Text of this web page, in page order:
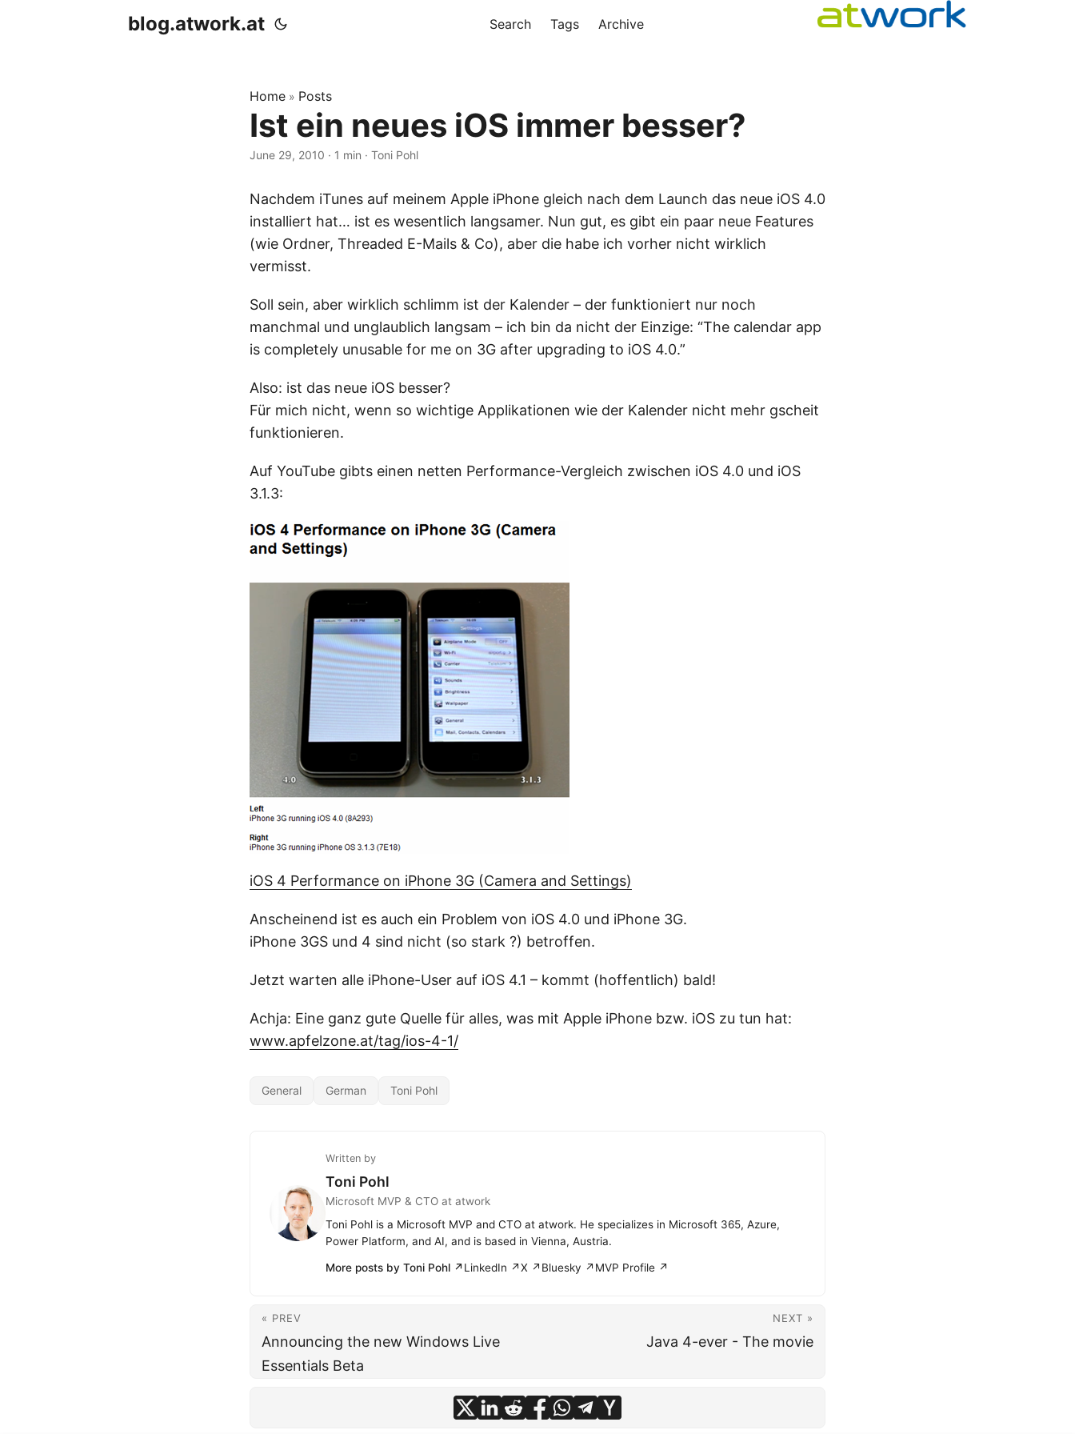
blog.atwork.at Search Tags Archive
Home » Posts
Ist ein neues iOS immer besser?
June 29, 2010 · 1 min · Toni Pohl
Nachdem iTunes auf meinem Apple iPhone gleich nach dem Launch das neue iOS 4.0
installiert hat… ist es wesentlich langsamer. Nun gut, es gibt ein paar neue Features
(wie Ordner, Threaded E-Mails & Co), aber die habe ich vorher nicht wirklich
vermisst.
Soll sein, aber wirklich schlimm ist der Kalender – der funktioniert nur noch
manchmal und unglaublich langsam – ich bin da nicht der Einzige: “The calendar app
is completely unusable for me on 3G after upgrading to iOS 4.0.”
Also: ist das neue iOS besser?
Für mich nicht, wenn so wichtige Applikationen wie der Kalender nicht mehr gscheit
funktionieren.
Auf YouTube gibts einen netten Performance-Vergleich zwischen iOS 4.0 und iOS
3.1.3:
iOS 4 Performance on iPhone 3G (Camera and Settings)
Anscheinend ist es auch ein Problem von iOS 4.0 und iPhone 3G.
iPhone 3GS und 4 sind nicht (so stark ?) betroffen.
Jetzt warten alle iPhone-User auf iOS 4.1 – kommt (hoffentlich) bald!
Achja: Eine ganz gute Quelle für alles, was mit Apple iPhone bzw. iOS zu tun hat:
www.apfelzone.at/tag/ios-4-1/
General German Toni Pohl
Written by
Toni Pohl
Microsoft MVP & CTO at atwork
Toni Pohl is a Microsoft MVP and CTO at atwork. He specializes in Microsoft 365, Azure,
Power Platform, and AI, and is based in Vienna, Austria.
More posts by Toni Pohl ↗LinkedIn ↗X ↗ Bluesky ↗ MVP Profile ↗
« PREV
Announcing the new Windows Live
Essentials Beta
NEXT »
Java 4-ever - The movie